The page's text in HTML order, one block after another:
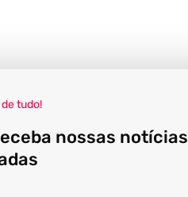
tudo!
nossas notícias